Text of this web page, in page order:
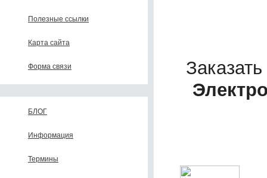
Полезные ссылки
Карта сайта
Форма связи
БЛОГ
Информация
Термины